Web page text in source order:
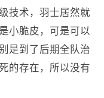
技术，羽士居然就
小脆皮，可是可以
是到了后期全队治
的存在，所以没有